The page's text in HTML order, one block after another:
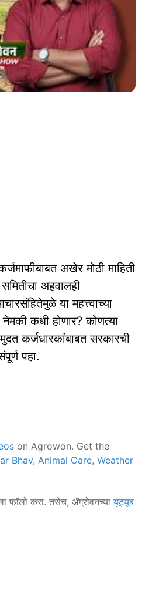
अखेर मोठी माहिती
अहवालही
या महत्त्वाच्या
कधी होणार? कोणत्या
कर्जधारकांबाबत सरकारची
पहा.
on Agrowon. Get the
Bhav, Animal Care, Weather
फॉलो करा. तसेच, ॲग्रोवनच्यायूट्यूब